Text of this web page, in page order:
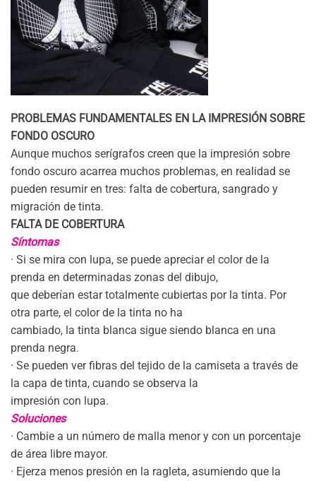
PROBLEMAS FUNDAMENTALES EN LA IMPRESIÓN SOBRE
FONDO OSCURO
Aunque muchos serígrafos creen que la impresión sobre
fondo oscuro acarrea muchos problemas, en realidad se
pueden resumir en tres: falta de cobertura, sangrado y
migración de tinta.
FALTA DE COBERTURA
Síntomas
· Si se mira con lupa, se puede apreciar el color de la
prenda en determinadas zonas del dibujo,
que deberían estar totalmente cubiertas por la tinta. Por
otra parte, el color de la tinta no ha
cambiado, la tinta blanca sigue siendo blanca en una
prenda negra.
· Se pueden ver fibras del tejido de la camiseta a través de
la capa de tinta, cuando se observa la
impresión con lupa.
Soluciones
· Cambie a un número de malla menor y con un porcentaje
de área libre mayor.
· Ejerza menos presión en la ragleta, asumiendo que la